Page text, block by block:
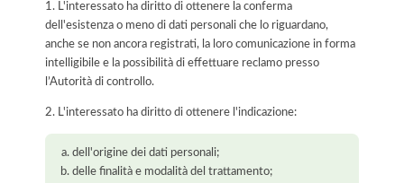
1. L'interessato ha diritto di ottenere la conferma
dell'esistenza o meno di dati personali che lo riguardano,
anche se non ancora registrati, la loro comunicazione in forma
intelligibile e la possibilità di effettuare reclamo presso
l’Autorità di controllo.
2. L'interessato ha diritto di ottenere l'indicazione:
dell'origine dei dati personali;
delle finalità e modalità del trattamento;